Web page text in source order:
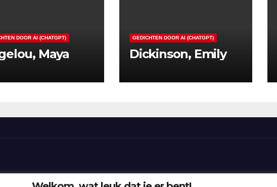
DOOR AI (CHATGPT)
Maya
GEDICHTEN DOOR AI (CHATGPT)
Dickinson, Emily